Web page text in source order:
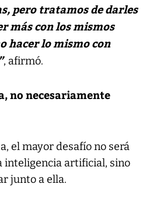
pero tratamos de darles
más con los mismos
hacer lo mismo con
, afirmó.
no necesariamente
el mayor desafío no será
inteligencia artificial, sino
junto a ella.